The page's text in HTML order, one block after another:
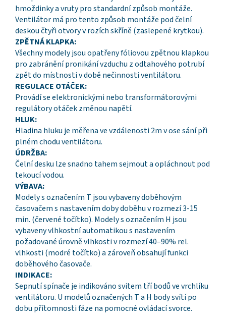
hmoždinky a vruty pro standardní způsob montáže.
Ventilátor má pro tento způsob montáže pod čelní
deskou čtyři otvory v rozích skříně (zaslepené krytkou).
ZPĚTNÁ KLAPKA:
Všechny modely jsou opatřeny fóliovou zpětnou klapkou
pro zabránění pronikání vzduchu z odtahového potrubí
zpět do místnosti v době nečinnosti ventilátoru.
REGULACE OTÁČEK:
Provádí se elektronickými nebo transformátorovými
regulátory otáček změnou napětí.
HLUK:
Hladina hluku je měřena ve vzdálenosti 2m v ose sání při
plném chodu ventilátoru.
ÚDRŽBA:
Čelní desku lze snadno tahem sejmout a opláchnout pod
tekoucí vodou.
VÝBAVA:
Modely s označením T jsou vybaveny doběhovým
časovačem s nastavením doby doběhu v rozmezí 3-15
min. (červené točítko). Modely s označením H jsou
vybaveny vlhkostní automatikou s nastavením
požadované úrovně vlhkosti v rozmezí 40–90% rel.
vlhkosti (modré točítko) a zároveň obsahují funkci
doběhového časovače.
INDIKACE:
Sepnutí spínače je indikováno svitem tří bodů ve vrchlíku
ventilátoru. U modelů označených T a H body svítí po
dobu přítomnosti fáze na pomocné ovládací svorce.